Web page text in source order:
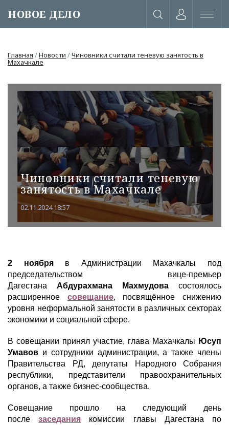
НОВОЕ ДЕЛО
или через соц. сети
Главная /Новости /Чиновники считали теневую занятость в
Махачкале
Чиновники считали теневую
занятость в Махачкале
02.11.2024 18:57
2 ноябряв Администрации Махачкалы под
председательством вице-премьер
Дагестана Абдурахмана Махмудова состоялось
расширенное совещание, посвящённое снижению
уровня неформальной занятости в различных секторах
экономики и социальной сфере.
В совещании принял участие, глава Махачкалы Юсуп
Умавов и сотрудники администрации, а также члены
Правительства РД, депутаты Народного Собрания
республики, представители правоохранительных
органов, а также бизнес-сообщества.
Совещание прошло на следующий день
послезаседания комиссии главы Дагестана по